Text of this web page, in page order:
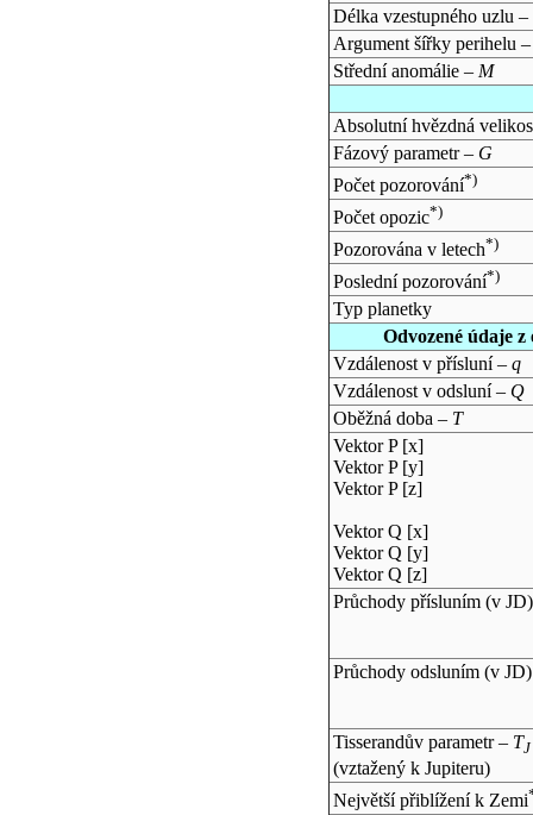
Délka vzestupného uzlu –
Argument šířky perihelu
Střední anomálie – M
Absolutní hvězdná
Fázový parametr – G
Počet pozorování*)
Počet opozic*)
Pozorována v letech*)
Poslední pozorování*)
Typ planetky
Odvozené údaje
Vzdálenost v přísluní – q
Vzdálenost v odsluní – Q
Oběžná doba – T
Vektor P [x]
Vektor P [y]
Vektor P [z]
Vektor Q [x]
Vektor Q [y]
Vektor Q [z]
Průchody přísluním (v JD)
Průchody odsluním (v JD)
Tisserandův parametr – TJ
(vztažený k Jupiteru)
Největší přiblížení k Zemi